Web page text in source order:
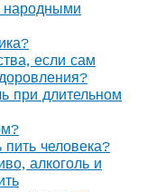
народными
если сам
при длительном
пить человека?
алкоголь и